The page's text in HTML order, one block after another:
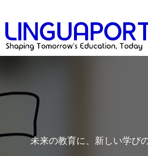
未来の教育に、新しい学び